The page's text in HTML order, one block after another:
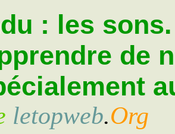
: les sons.
de
letopweb.Org